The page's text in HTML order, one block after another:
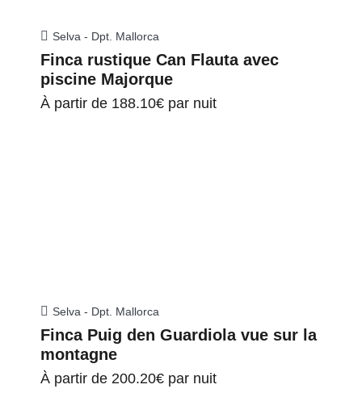
Selva - Dpt. Mallorca
Finca rustique Can Flauta avec
piscine Majorque
À partir de 188.10€ par nuit
Selva - Dpt. Mallorca
Finca Puig den Guardiola vue sur la
montagne
À partir de 200.20€ par nuit